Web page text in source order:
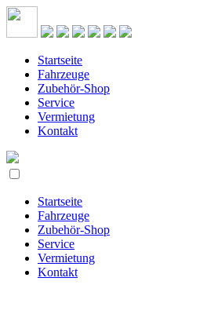
Startseite
Fahrzeuge
Zubehör-Shop
Service
Vermietung
Kontakt
Startseite
Fahrzeuge
Zubehör-Shop
Service
Vermietung
Kontakt